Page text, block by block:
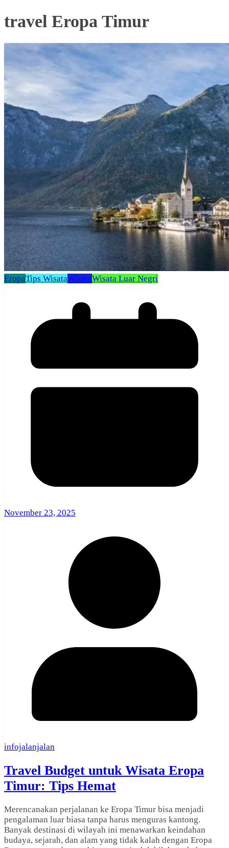
travel Eropa Timur
EropaTips WisataWisataWisata Luar Negri
November 23, 2025
infojalanjalan
Travel Budget untuk Wisata Eropa
Timur: Tips Hemat
Merencanakan perjalanan ke Eropa Timur bisa menjadi
pengalaman luar biasa tanpa harus menguras kantong.
Banyak destinasi di wilayah ini menawarkan keindahan
budaya, sejarah, dan alam yang tidak kalah dengan Eropa